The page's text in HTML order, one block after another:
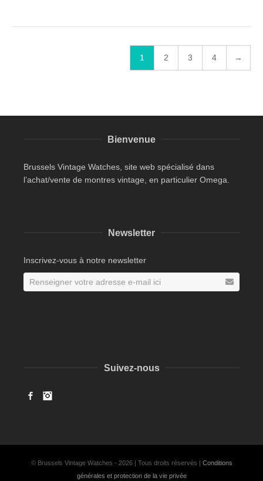
1 2 3 4 →
Bienvenue
Brussels Vintage Watches, site web spécialisé dans
l’achat/vente de montres vintage, en particulier Omega.
Newsletter
Inscrivez-vous à notre newsletter
Suivez-nous
Facebook
© Brussels Vintage Watches - 2026 | Tous droits réservés | Conditions
générales et protection de la vie privée